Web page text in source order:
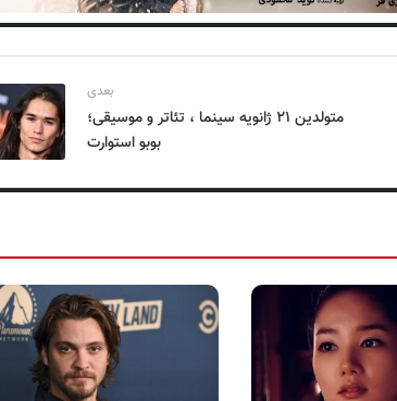
بعدی
متولدین ۲۱ ژانویه سینما ، تئاتر و موسیقی؛
بوبو استوارت